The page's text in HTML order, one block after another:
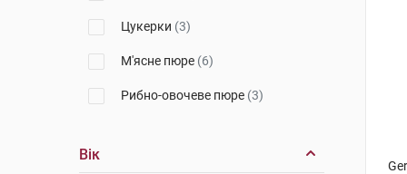
Цукерки (3)
М'ясне пюре (6)
Рибно-овочеве пюре (3)
Вік